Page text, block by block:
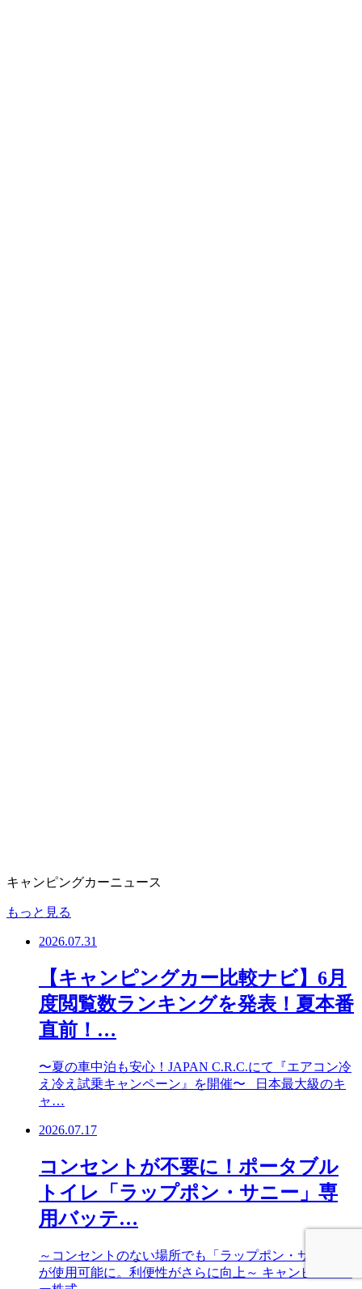
キャンピングカーニュース
もっと見る
2026.07.31
【キャンピングカー比較ナビ】6月
度閲覧数ランキングを発表！夏本番
直前！…
〜夏の車中泊も安心！JAPAN C.R.C.にて『エアコン冷
え冷え試乗キャンペーン』を開催〜 日本最大級のキ
ャ…
2026.07.17
コンセントが不要に！ポータブル
トイレ「ラップポン・サニー」専
用バッテ…
～コンセントのない場所でも「ラップポン・サニー」
が使用可能に。利便性がさらに向上～ キャンピングカ